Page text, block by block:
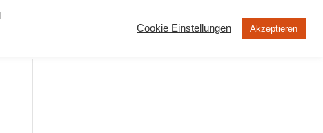
Cookie Einstellungen Akzeptieren